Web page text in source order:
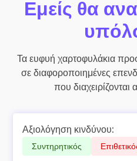
Εμείς θα
Τα ευφυή χαρτοφυλάκια
σε διαφοροποιημένες
που διαχειρίζονται
Αξιολόγηση κινδύνου:
Συντηρητικός